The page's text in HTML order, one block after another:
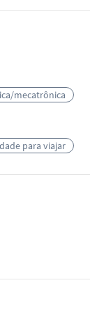
mecatrônica
para viajar